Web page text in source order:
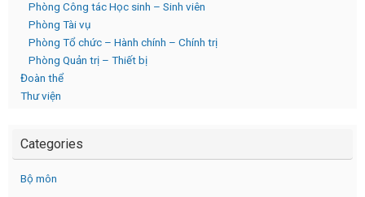
Phòng Công tác Học sinh – Sinh viên
Phòng Tài vụ
Phòng Tổ chức – Hành chính – Chính trị
Phòng Quản trị – Thiết bị
Đoàn thể
Thư viện
Categories
Bộ môn